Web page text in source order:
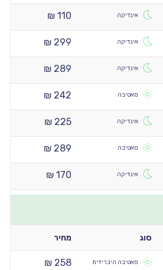
אינדיקה
110 ₪
אינדיקה
299 ₪
אינדיקה
289 ₪
סאטיבה
242 ₪
אינדיקה
225 ₪
סאטיבה
289 ₪
אינדיקה 170 ₪
סוג מחיר
סאטיבה היברידית
258 ₪